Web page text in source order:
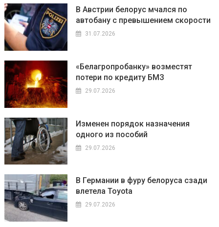
В Австрии белорус мчался по
автобану с превышением скорости
31.07.2026
«Белагропробанку» возместят
потери по кредиту БМЗ
29.07.2026
Изменен порядок назначения
одного из пособий
29.07.2026
В Германии в фуру белоруса сзади
влетела Toyota
29.07.2026